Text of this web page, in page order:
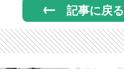
記事に戻る